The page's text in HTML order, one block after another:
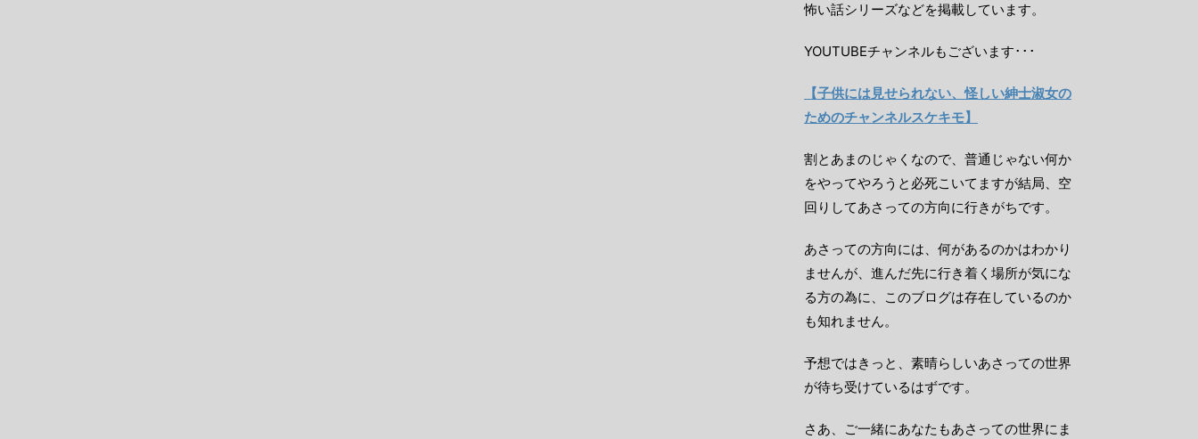
怖い話シリーズなどを掲載しています。
YOUTUBEチャンネルもございます･･･
【子供には見せられない、怪しい紳士淑女の
ためのチャンネルスケキモ】
割とあまのじゃくなので、普通じゃない何か
をやってやろうと必死こいてますが結局、空
回りしてあさっての方向に行きがちです。
あさっての方向には、何があるのかはわかり
ませんが、進んだ先に行き着く場所が気にな
る方の為に、このブログは存在しているのか
も知れません。
予想ではきっと、素晴らしいあさっての世界
が待ち受けているはずです。
さあ、ご一緒にあなたもあさっての世界にま